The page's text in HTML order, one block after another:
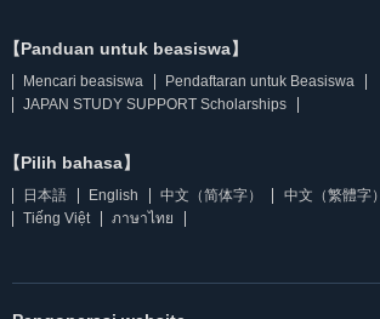
【Panduan untuk beasiswa】
Mencari beasiswa
Pendaftaran untuk Beasiswa
JAPAN STUDY SUPPORT Scholarships
【Pilih bahasa】
日本語 English 中文（简体字） 中文（繁體字）
Tiếng Việt
ภาษาไทย